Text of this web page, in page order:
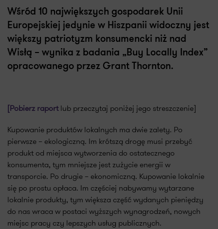
Wśród 10 największych gospodarek Unii
Europejskiej jedynie w Hiszpanii widoczny jest
większy patriotyzm konsumencki niż nad
Wisłą – wynika z badania „Buy Locally Index”
opracowanego przez Grant Thornton.
[Pobierz raport lub przeczytaj poniżej jego streszczenie]
Kupowanie produktów lokalnych ma dwie zalety. Po
pierwsze – ekologiczną. Im krótszą drogę musi przebyć
produkt od miejsca wytworzenia do ostatecznego
konsumenta, tym mniejsze jest zużycie energii w
transporcie. Po drugie – ekonomiczną. Kupowanie lokalnie
się po prostu opłaca. Im częściej nabywamy wytarzane
lokalnie produkty, tym większa część wydanych pieniędzy
do nas wraca w postaci wyższych wynagrodzeń, nowych
miejsc pracy czy lepszych usług publicznych.